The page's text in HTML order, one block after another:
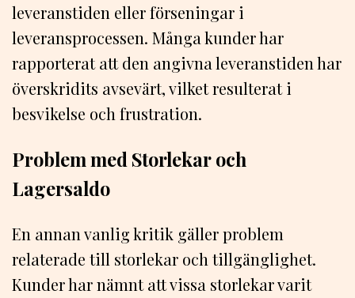
leveranstiden eller förseningar i
leveransprocessen. Många kunder har
rapporterat att den angivna leveranstiden har
överskridits avsevärt, vilket resulterat i
besvikelse och frustration.
Problem med Storlekar och
Lagersaldo
En annan vanlig kritik gäller problem
relaterade till storlekar och tillgänglighet.
Kunder har nämnt att vissa storlekar varit